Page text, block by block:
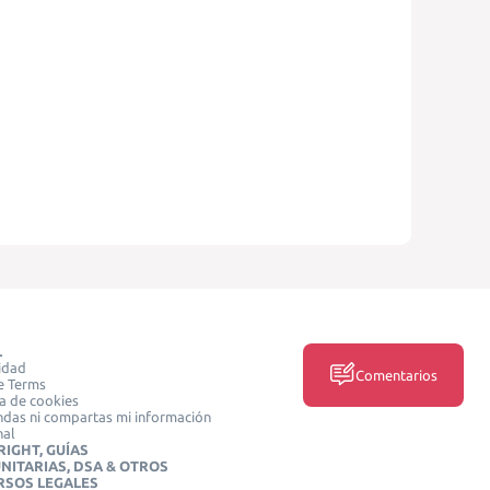
Terms
de cookies
ni compartas mi información
GUÍAS
DSA & OTROS
LEGALES
Comentarios